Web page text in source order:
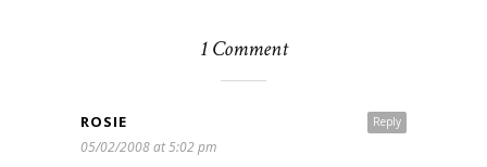
1 Comment
Reply
ROSIE
05/02/2008 at 5:02 pm